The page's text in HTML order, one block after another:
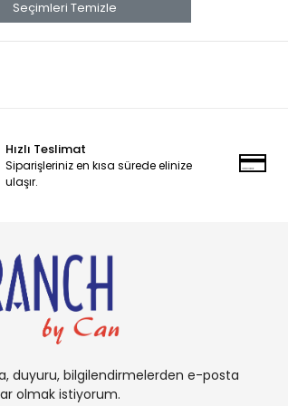
Boat
Seçimleri Temizle
Hızlı Teslimat
Siparişleriniz en kısa sürede elinize
ulaşır.
duyuru, bilgilendirmelerden e-posta
olmak istiyorum.